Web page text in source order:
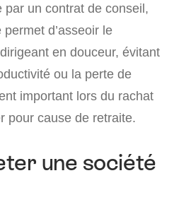
un contrat de conseil,
d’asseoir le
en douceur, évitant
ou la perte de
important lors du rachat
pour cause de retraite.
une société